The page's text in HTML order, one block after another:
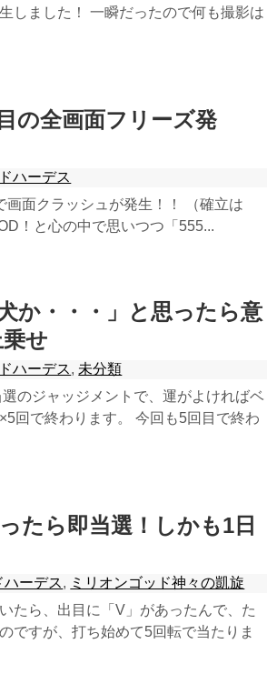
しました！ 一瞬だったので何も撮影は
の全画面フリーズ発
ハーデス
面クラッシュが発生！！ （確立は
！と心の中で思いつつ「555...
か・・・」と思ったら意
せ
ハーデス,未分類
のジャッジメントで、運がよければベ
回で終わります。 今回も5回目で終わ
たら即当選！しかも1日
ハーデス, ミリオンゴッド神々の凱旋
たら、出目に「V」があったんで、た
ですが、打ち始めて5回転で当たりま